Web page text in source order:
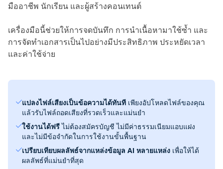
มืออาชีพ นักเรียน และผู้สร้างคอนเทนต์
เครื่องมือนี้ช่วยให้การจดบันทึก การนำเนื้อหามาใช้ซ้ำ และ
การจัดทำเอกสารเป็นไปอย่างมีประสิทธิภาพ ประหยัดเวลา
และค่าใช้จ่าย
แปลงไฟล์เสียงเป็นข้อความได้ทันที เพียงอัปโหลดไฟล์ของคุณ
แล้วรับไฟล์ถอดเสียงที่รวดเร็วและแม่นยำ
ใช้งานได้ฟรีไม่ต้องสมัครบัญชี ไม่มีค่าธรรมเนียมแอบแฝง
และไม่มีข้อจำกัดในการใช้งานขั้นพื้นฐาน
เปรียบเทียบผลลัพธ์จากแหล่งข้อมูล AI หลายแหล่ง เพื่อให้ได้
ผลลัพธ์ที่แม่นยำที่สุด